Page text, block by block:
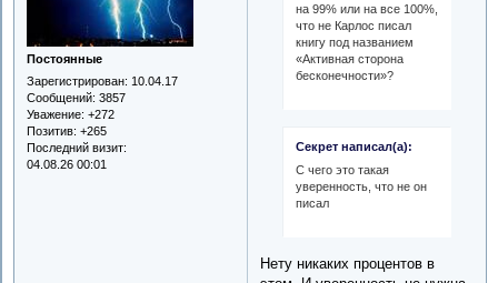
Постоянные
Зарегистрирован: 10.04.17
Сообщений: 3857
Уважение: +272
Позитив: +265
Последний визит:
04.08.26 00:01
на 99% или на все 100%,
что не Карлос писал
книгу под названием
«Активная сторона
бесконечности»?
Секрет написал(а):
С чего это такая
уверенность, что не он
писал
Нету никаких процентов в